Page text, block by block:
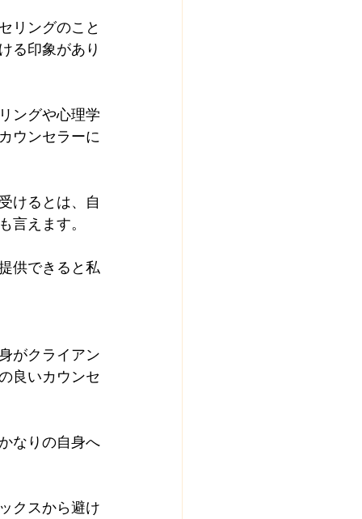
リングのこと
る印象があり
ングや心理学
ウンセラーに
けるとは、自
言えます。
供できると私
がクライアン
良いカウンセ
なりの自身へ
クスから避け